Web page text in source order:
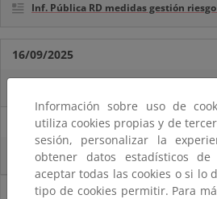
Inf. Pública RD medidas gestión
16/09/2025
10/09/2025
La reserva hídrica española se encuentra al
Noticias sobre
Información sobre uso de
utiliza cookies propias y de
sesión, personalizar la
obtener datos estadísticos de
aceptar todas las cookies o si lo
tipo de cookies permitir. Para